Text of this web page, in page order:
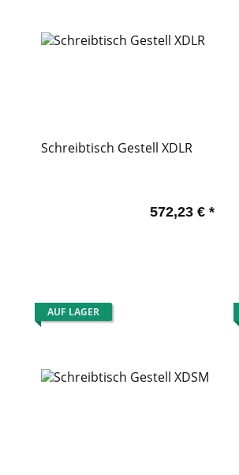
Schreibtisch Gestell XDLR
572,23 € *
AUF LAGER